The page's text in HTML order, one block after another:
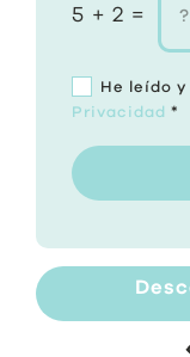
5 + 2 =
He leído
Privacidad *